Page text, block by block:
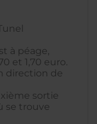
à péage,
et 1,70 euro.
direction de
sortie
se trouve